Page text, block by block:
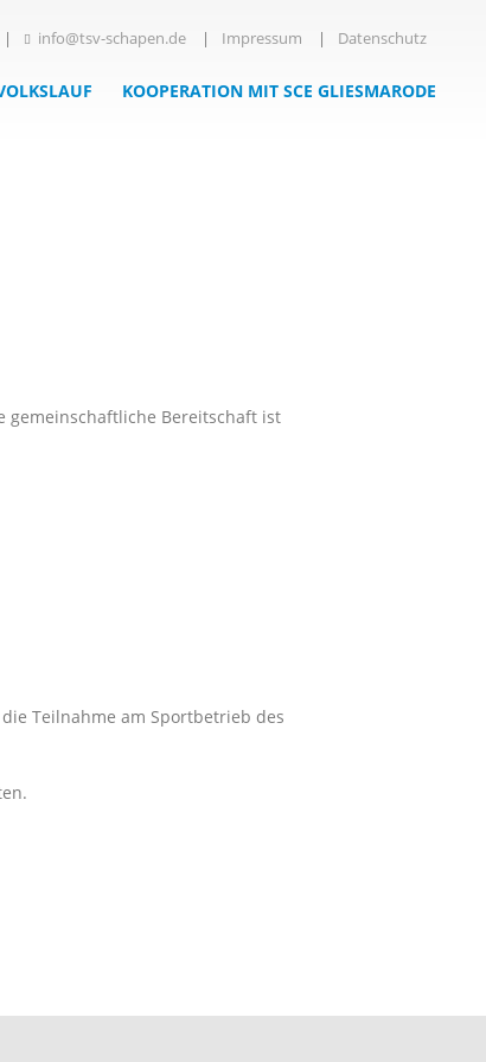
| info@tsv-schapen.de | Impressum | Datenschutz
KOOPERATION MIT SCE GLIESMARODE
gemeinschaftliche Bereitschaft ist
Teilnahme am Sportbetrieb des